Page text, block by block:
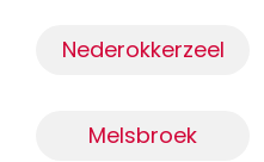
Nederokkerzeel
Melsbroek